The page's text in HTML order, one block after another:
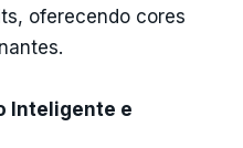
oferecendo cores
Inteligente e